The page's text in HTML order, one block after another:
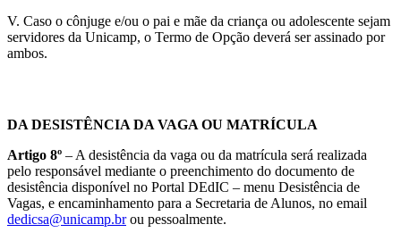
V. Caso o cônjuge e/ou o pai e mãe da criança ou adolescente sejam
servidores da Unicamp, o Termo de Opção deverá ser assinado por
ambos.
DA DESISTÊNCIA DA VAGA OU MATRÍCULA
Artigo 8º – A desistência da vaga ou da matrícula será realizada
pelo responsável mediante o preenchimento do documento de
desistência disponível no Portal DEdIC – menu Desistência de
Vagas, e encaminhamento para a Secretaria de Alunos, no email
dedicsa@unicamp.brou pessoalmente.